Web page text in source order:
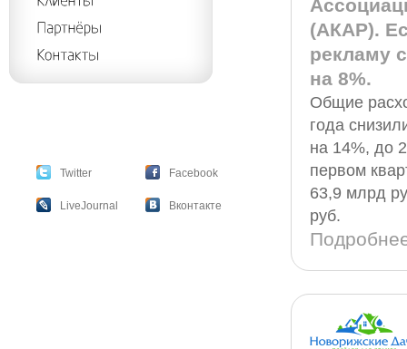
(АКАР).
рекламу
на 8%.
Общие
года
на 14%, до
первом
63,9 млрд
руб.
Twitter Facebook
LiveJournal Вконтакте